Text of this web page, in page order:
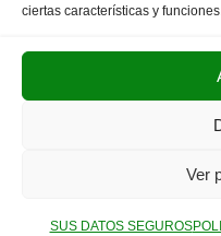
ciertas características y
Ver
SUS DATOS SEGUROS
Siguiente »
POLITICA DE